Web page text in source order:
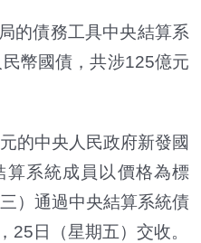
的債務工具中央結算系
幣國債，共涉125億元
的中央人民政府新發國
系統成員以價格為標
）通過中央結算系統債
25日（星期五）交收。